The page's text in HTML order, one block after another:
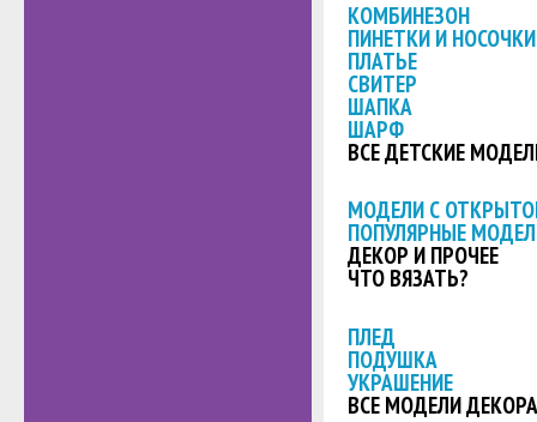
КОМБИНЕЗОН
ПИНЕТКИ И НОСОЧКИ
ПЛАТЬЕ
СВИТЕР
ШАПКА
ШАРФ
ВСЕ ДЕТСКИЕ
МОДЕЛИ С
ПОПУЛЯРНЫЕ
ДЕКОР И ПРОЧЕЕ
ЧТО ВЯЗАТЬ?
ПЛЕД
ПОДУШКА
УКРАШЕНИЕ
ВСЕ МОДЕЛИ ДЕКОРА